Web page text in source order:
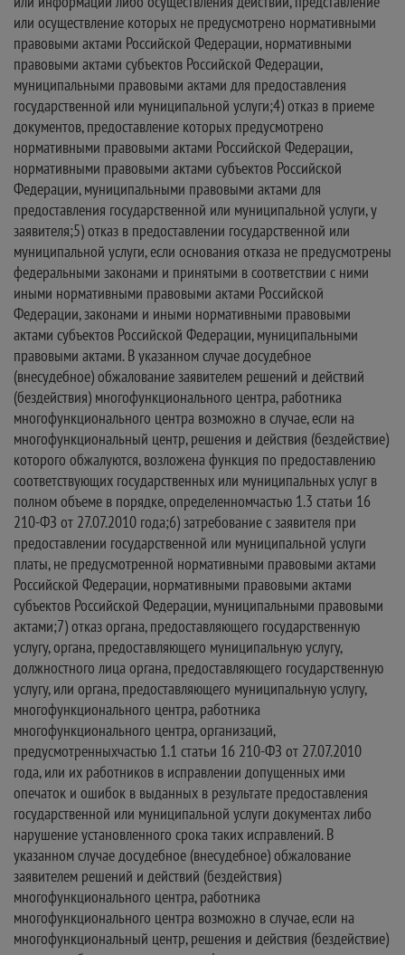
или осуществление которых не предусмотрено нормативными
правовыми актами Российской Федерации, нормативными
правовыми актами субъектов Российской Федерации,
муниципальными правовыми актами для предоставления
государственной или муниципальной услуги;4) отказ в приеме
документов, предоставление которых предусмотрено
нормативными правовыми актами Российской Федерации,
нормативными правовыми актами субъектов Российской
Федерации, муниципальными правовыми актами для
предоставления государственной или муниципальной услуги, у
заявителя;5) отказ в предоставлении государственной или
муниципальной услуги, если основания отказа не предусмотрены
федеральными законами и принятыми в соответствии с ними
иными нормативными правовыми актами Российской
Федерации, законами и иными нормативными правовыми
актами субъектов Российской Федерации, муниципальными
правовыми актами. В указанном случае досудебное
(внесудебное) обжалование заявителем решений и действий
(бездействия) многофункционального центра, работника
многофункционального центра возможно в случае, если на
многофункциональный центр, решения и действия (бездействие)
которого обжалуются, возложена функция по предоставлению
соответствующих государственных или муниципальных услуг в
полном объеме в порядке, определенномчастью 1.3 статьи 16
210-ФЗ от 27.07.2010 года;6) затребование с заявителя при
предоставлении государственной или муниципальной услуги
платы, не предусмотренной нормативными правовыми актами
Российской Федерации, нормативными правовыми актами
субъектов Российской Федерации, муниципальными правовыми
актами;7) отказ органа, предоставляющего государственную
услугу, органа, предоставляющего муниципальную услугу,
должностного лица органа, предоставляющего государственную
услугу, или органа, предоставляющего муниципальную услугу,
многофункционального центра, работника
многофункционального центра, организаций,
предусмотренныхчастью 1.1 статьи 16 210-ФЗ от 27.07.2010
года, или их работников в исправлении допущенных ими
опечаток и ошибок в выданных в результате предоставления
государственной или муниципальной услуги документах либо
нарушение установленного срока таких исправлений. В
указанном случае досудебное (внесудебное) обжалование
заявителем решений и действий (бездействия)
многофункционального центра, работника
многофункционального центра возможно в случае, если на
многофункциональный центр, решения и действия (бездействие)